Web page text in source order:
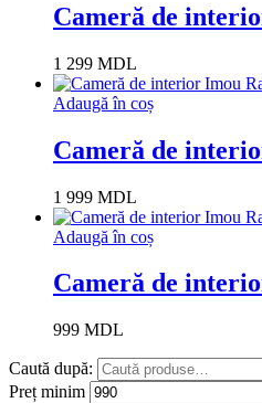
Cameră de
1 299 MDL
Adaugă în coș
Cameră de
1 999 MDL
Adaugă în coș
Cameră de
999 MDL
Caută după:
Preț minim